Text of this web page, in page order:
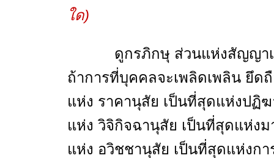
ใด)
ดูกรภิกษุ ส่วนแห่งสัญญาเครื่
ถ้าการที่บุคคลจะเพลิดเพลิน ยึด
แห่ง ราคานุสัย เป็นที่สุดแห่งปฏิ
แห่ง วิจิกิจฉานุสัย เป็นที่สุดแห่ง
แห่ง อวิชชานุสัย เป็นที่สุดแห่งก